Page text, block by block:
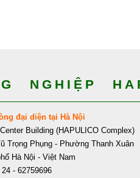
NGHIỆP
đại diện tại Hà Nội
Building (HAPULICO Complex)
Trọng Phụng - Phường Thanh Xuân
Hà Nội - Việt Nam
- 62759696